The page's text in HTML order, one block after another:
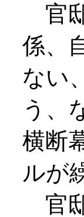
官
係、
ない
う、
横断
ルが
官